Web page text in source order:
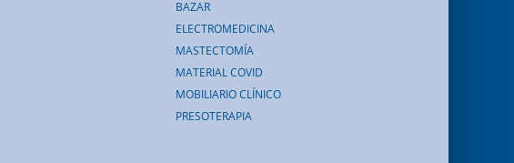
BAZAR
ELECTROMEDICINA
MASTECTOMÍA
MATERIAL COVID
MOBILIARIO CLÍNICO
PRESOTERAPIA